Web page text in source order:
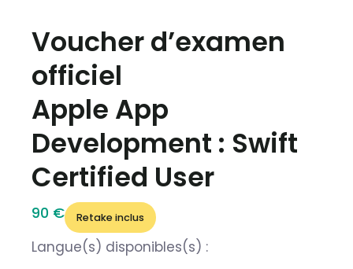
Voucher d’examen
officiel
Apple App
Development : Swift
Certified User
90 € Retake inclus
Langue(s) disponibles(s) :